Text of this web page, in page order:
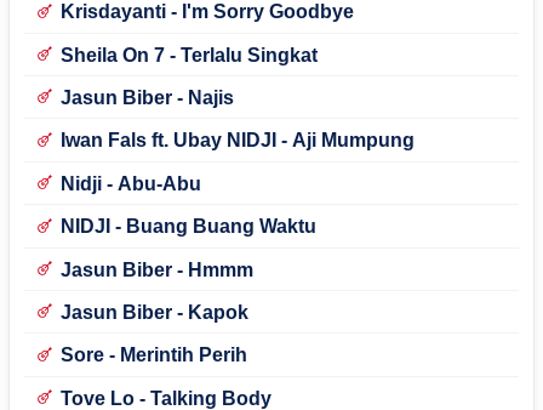
Krisdayanti - I'm Sorry Goodbye
Sheila On 7 - Terlalu Singkat
Jasun Biber - Najis
Iwan Fals ft. Ubay NIDJI - Aji Mumpung
Nidji - Abu-Abu
NIDJI - Buang Buang Waktu
Jasun Biber - Hmmm
Jasun Biber - Kapok
Sore - Merintih Perih
Tove Lo - Talking Body